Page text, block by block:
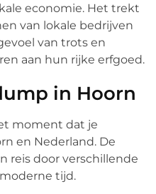
economie. Het trekt
van lokale bedrijven
van trots en
aan hun rijke erfgoed.
in Hoorn
moment dat je
en Nederland. De
reis door verschillende
tijd.